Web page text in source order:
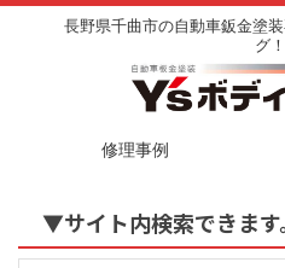
長野県千曲市の自動車鈑金塗
グ！
修理事例
▼サイト内検索できます。